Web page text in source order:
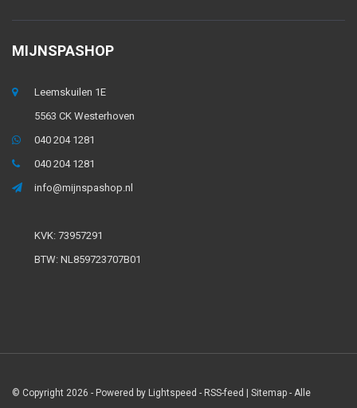
MIJNSPASHOP
Leemskuilen 1E
5563 CK Westerhoven
040 204 1281
040 204 1281
info@mijnspashop.nl
KVK: 73957291
BTW: NL859723707B01
© Copyright 2026 - Powered by Lightspeed - RSS-feed Sitemap - Alle